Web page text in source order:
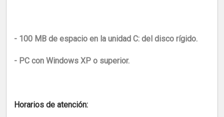
- 100 MB de espacio en la unidad C: del disco rígido.
- PC con Windows XP o superior.
Horarios de atención: